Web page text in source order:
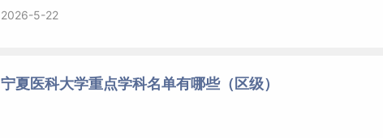
2026-5-22
宁夏医科大学重点学科名单有哪些（区级）